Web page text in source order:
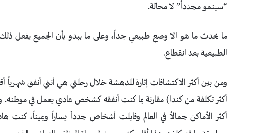
“سينمو مجدداً” لا محالة.
ما يحدث ما هو الا وضع طبيعي جداً، وعلى ما يبدو بأن الجميع يفعل ذلك.
الطبيعية بعد انقطاع.
ومن بين أكثر الاكتشافات إثارة للدهشة خلال رحلتي هي أنني أنفق شهرياً
أكثر تكلفة من كندا) مقارنة بما كنت أنفقه كشخص عادي يعمل في موطنه.
أكثر الأماكن جمالاً في العالم وقابلت أشخاص جدداً يساراً ويميناً،